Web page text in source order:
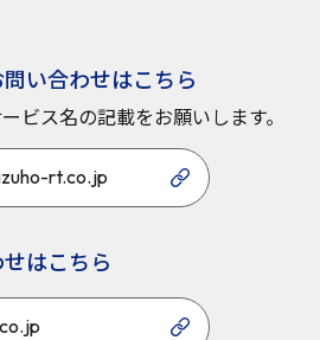
い合わせはこちら
ビス名の記載をお願いします。
rt.co.jp
はこちら